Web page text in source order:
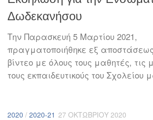
Δωδεκανήσου
Την Παρασκευή 5 Μαρτίου 2021,
πραγματοποιήθηκε εξ
βίντεο με όλους τους μαθητές, τις
τους εκπαιδευτικούς του Σχολείου
2020 / 2020-21 27 ΟΚΤΩΒΡΊΟΥ 2020